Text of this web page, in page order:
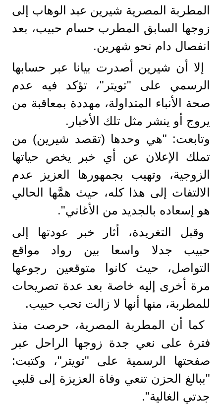
المطربة المصرية شيرين عبد الوهاب إلى
زوجها السابق المطرب حسام حبيب، بعد
انفصال دام نحو شهرين.
إلا أن شيرين أصدرت بيانا عبر حسابها
الرسمي على "تويتر"، تؤكد فيه عدم
صحة الأنباء المتداولة، مهددة بمعاقبة من
يروج أو ينشر مثل تلك الأخبار.
وتابعت: "هي وحدها (تقصد شيرين) من
تملك الإعلان عن أي خبر يخص حياتها
الزوجية، وتهيب بجمهورها العزيز عدم
الالتفات إلى هذا كله، حيث همَّها الحالي
هو إسعاده بالجديد من الأغاني".
وقبل التغريدة، أثار خبر عودتها إلى
حبيب جدلا واسعا بين رواد مواقع
التواصل، حيث كانوا متوقعين رجوعها
مرة أخرى إليه خاصة بعد عدة تصريحات
للمطربة، منها أنها لا زالت تحب حبيب.
كما أن المطربة المصرية، حرصت منذ
فترة على نعي جدة زوجها الراحل عبر
صفحتها الرسمية على "تويتر"، وكتبت:
"ببالغ الحزن تنعي وفاة العزيزة إلى قلبي
جدتي الغالية".